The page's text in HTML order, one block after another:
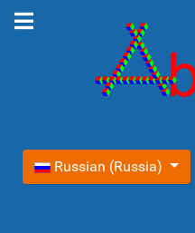
Выберите язык
Russian (Russia)